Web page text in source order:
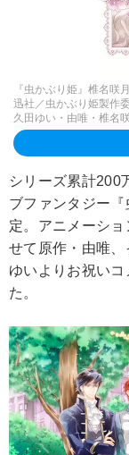
『虫かぶり姫』椎名咲
迅社／虫かぶり姫製作
久田ゆい・由唯・椎名
シリーズ累計200
ブファンタジー
定。アニメーシ
せて原作・由唯
ゆいよりお祝い
た。